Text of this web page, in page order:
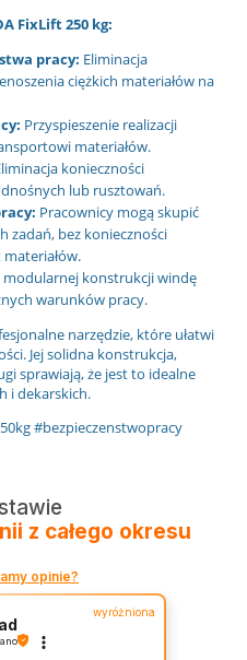
FixLift 250 kg:
pracy: Eliminacja
ciężkich materiałów na
Przyspieszenie realizacji
materiałów.
konieczności
lub rusztowań.
Pracownicy mogą skupić
zadań, bez konieczności
modularnej konstrukcji windę
warunków pracy.
narzędzie, które ułatwi
Jej solidna konstrukcja,
sprawiają, że jest to idealne
i dekarskich.
#bezpieczenstwopracy
z całego okresu
opinie?
wyróżniona